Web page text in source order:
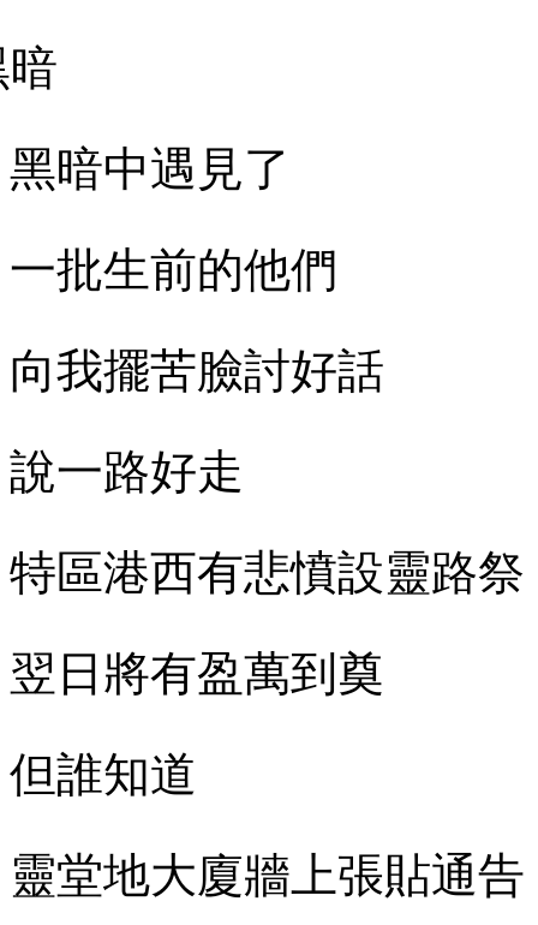
暗
黑暗中遇見了
一批生前的他們
向我擺苦臉討好話
說一路好走
特區港西有悲憤設靈路祭
翌日將有盈萬到奠
但誰知道
靈堂地大廈牆上張貼通告